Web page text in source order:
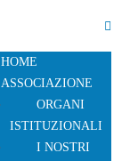
HOME
ASSOCIAZIONE
ORGANI
ISTITUZIONALI
I NOSTRI